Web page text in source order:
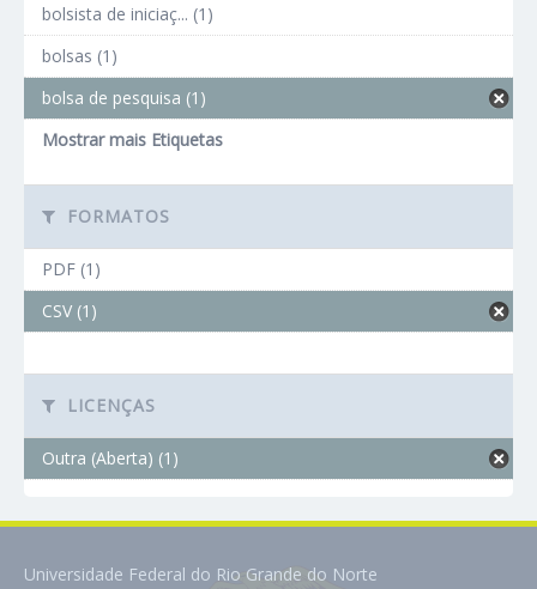
bolsista de iniciaç... (1)
bolsas (1)
bolsa de pesquisa (1)
Mostrar mais Etiquetas
FORMATOS
PDF (1)
CSV (1)
LICENÇAS
Outra (Aberta) (1)
Universidade Federal do Rio Grande do Norte